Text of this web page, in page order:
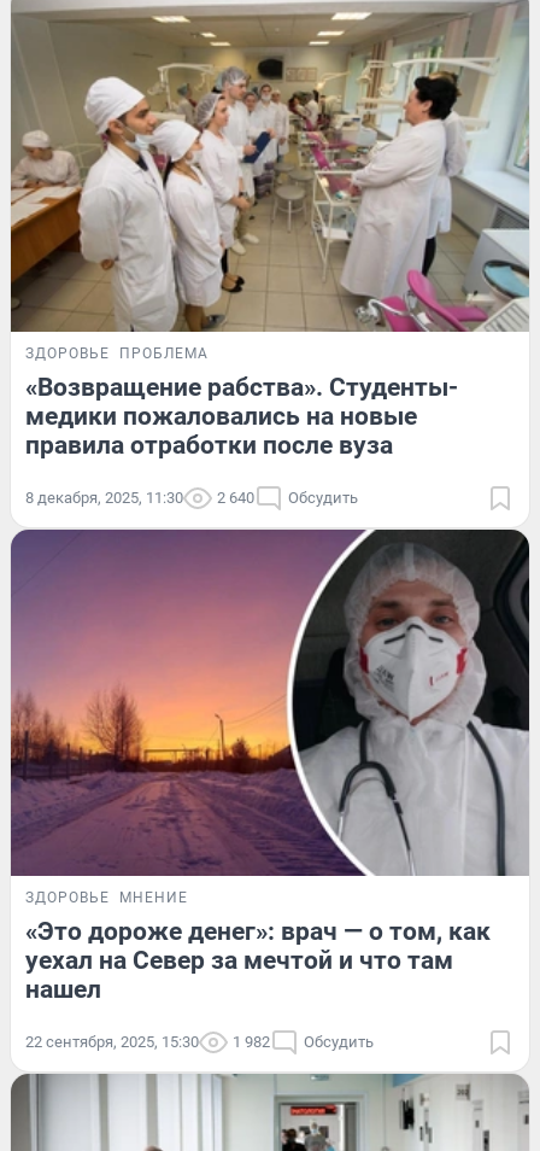
ЗДОРОВЬЕ ПРОБЛЕМА
«Возвращение рабства». Студенты-
медики пожаловались на новые
правила отработки после вуза
8 декабря, 2025, 11:30 2 640 Обсудить
ЗДОРОВЬЕ МНЕНИЕ
«Это дороже денег»: врач — о том, как
уехал на Север за мечтой и что там
нашел
22 сентября, 2025, 15:30 1 982 Обсудить